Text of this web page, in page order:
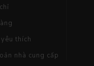
thích
nhà cung cấp